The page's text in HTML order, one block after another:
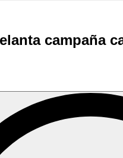
campaña